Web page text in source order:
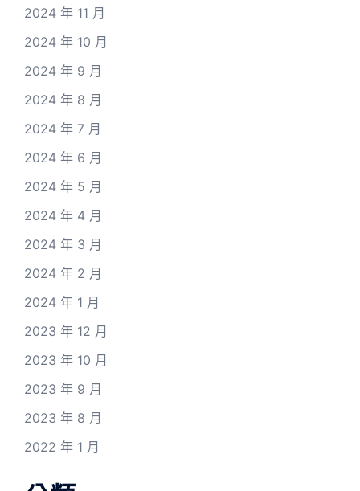
2024 年 11 月
2024 年 10 月
2024 年 9 月
2024 年 8 月
2024 年 7 月
2024 年 6 月
2024 年 5 月
2024 年 4 月
2024 年 3 月
2024 年 2 月
2024 年 1 月
2023 年 12 月
2023 年 10 月
2023 年 9 月
2023 年 8 月
2022 年 1 月